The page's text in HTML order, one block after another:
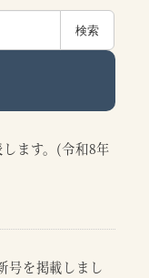
検索
ます。(令和8年
号を掲載しまし